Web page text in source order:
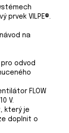
prvek VILPE®.
na
odvod
FLOW
V.
který je
doplnit o